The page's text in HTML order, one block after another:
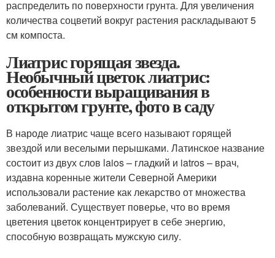
распределить по поверхности грунта. Для увеличения
количества соцветий вокруг растения раскладывают 5
см компоста.
Лиатрис горящая звезда.
Необычный цветок лиатрис:
особенности выращивания в
открытом грунте, фото в саду
В народе лиатрис чаще всего называют горящей
звездой или веселыми перышками. Латинское название
состоит из двух слов laios – гладкий и iatros – врач,
издавна коренные жители Северной Америки
использовали растение как лекарство от множества
заболеваний. Существует поверье, что во время
цветения цветок концентрирует в себе энергию,
способную возвращать мужскую силу.